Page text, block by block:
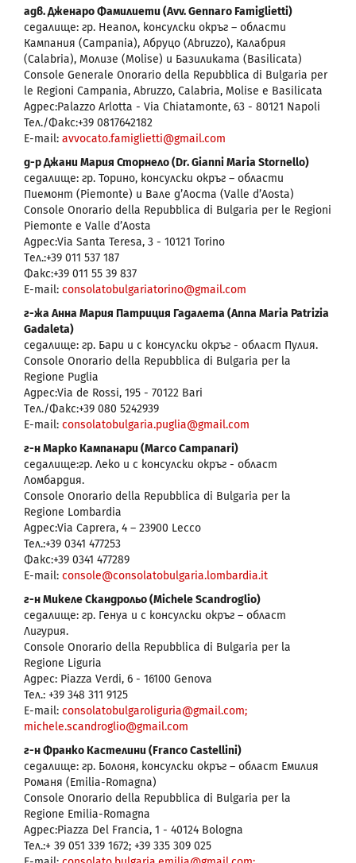
адв. Дженаро Фамилиети (Avv. Gennaro Famiglietti)
седалище: гр. Неапол, консулски окръг – области
Кампания (Campania), Абруцо (Abruzzo), Калабрия
(Calabria), Молизе (Molise) и Базиликата (Basilicata)
Console Generale Onorario della Repubblica di Bulgaria per
le Regioni Campania, Abruzzo, Calabria, Molise e Basilicata
Адрес:Palazzo Arlotta - Via Chiatamonte, 63 - 80121 Napoli
Тел./Факс:+39 0817642182
E-mail: avvocato.famiglietti@gmail.com
д-р Джaни Мария Сторнело (Dr. Giаnni Maria Stornello)
седалище: гр. Торино, консулски окръг – области
Пиемонт (Piemonte) и Вале д’Аоста (Valle d’Aosta)
Console Onorario della Repubblica di Bulgaria per le Regioni
Piemonte e Valle d’Aosta
Адрес:Via Santa Teresa, 3 - 10121 Torino
Tел.:+39 011 537 187
Факс:+39 011 55 39 837
E-mail: consolatobulgariatorino@gmail.com
г-жа Анна Мария Патриция Гадалета (Anna Maria Patrizia
Gadaleta)
седалище: гр. Бари и с консулски окръг - област Пулия.
Console Onorario della Repubblica di Bulgaria per la
Regione Puglia
Адрес:Via de Rossi, 195 - 70122 Bari
Tел./Факс:+39 080 5242939
E-mail: consolatobulgaria.puglia@gmail.com
г-н Марко Кампанари (Marco Campanari)
седалище:гр. Леко и с консулски окръг - област
Ломбардия.
Console Onorario della Repubblica di Bulgaria per la
Regione Lombardia
Адрес:Via Caprera, 4 – 23900 Lecco
Тел.:+39 0341 477253
Факс:+39 0341 477289
E-mail: console@consolatobulgaria.lombardia.it
г-н Микеле Скандрольо (Michele Scandroglio)
седалище: гр. Генуа и с консулски окръг – област
Лигурия.
Console Onorario della Repubblica di Bulgaria per la
Regione Liguria
Адрес: Piazza Verdi, 6 - 16100 Genova
Тел.: +39 348 311 9125
E-mail: consolatobulgaroliguria@gmail.com;
michele.scandroglio@gmail.com
г-н Франко Кастелини (Franco Castellini)
седалище: гр. Болоня, консулски окръг – област Емилия
Романя (Emilia-Romagna)
Console Onorario della Repubblica di Bulgaria per la
Regione Emilia-Romagna
Адрес:Piazza Del Francia, 1 - 40124 Bologna
Тел.:+ 39 051 339 1672; +39 335 309 025